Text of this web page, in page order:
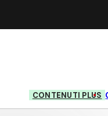
CONTENUTI PLUS